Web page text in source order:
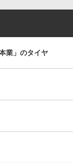
業」のタイヤ